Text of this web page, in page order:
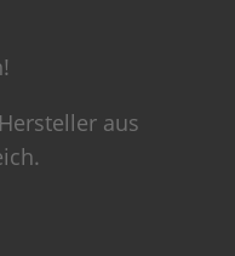
aus